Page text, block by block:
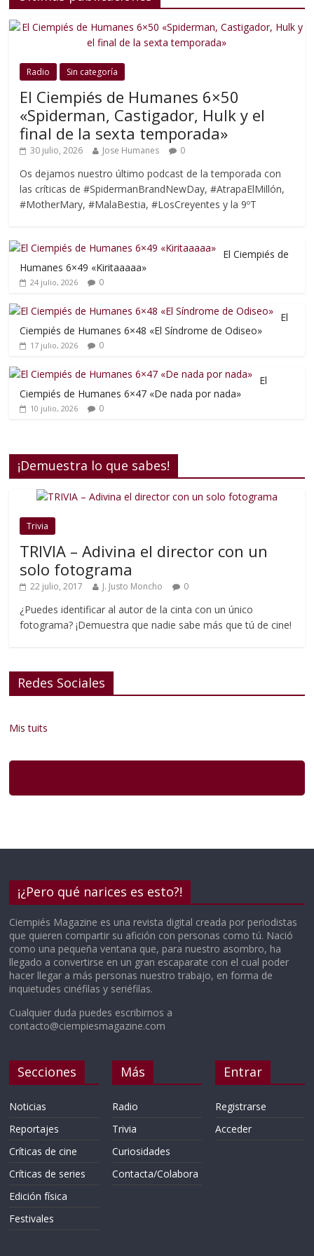
Radio Sin categoría
El Ciempiés de Humanes 6×50
«Spiderman, Castigador, Hulk y el
final de la sexta temporada»
30 julio, 2026 Jose Humanes 0
Os dejamos nuestro último podcast de la temporada con
las críticas de #SpidermanBrandNewDay, #AtrapaElMillón,
#MotherMary, #MalaBestia, #LosCreyentes y la 9ºT
El Ciempiés de
Humanes 6×49 «Kiritaaaaa»
24 julio, 2026 0
El
Ciempiés de Humanes 6×48 «El Síndrome de Odiseo»
17 julio, 2026 0
El
Ciempiés de Humanes 6×47 «De nada por nada»
10 julio, 2026 0
¡Demuestra lo que sabes!
Trivia
TRIVIA – Adivina el director con un
solo fotograma
22 julio, 2017 J. Justo Moncho 0
¿Puedes identificar al autor de la cinta con un único
fotograma? ¡Demuestra que nadie sabe más que tú de cine!
Redes Sociales
Mis tuits
¡¿Pero qué narices es esto?!
Ciempiés Magazine es una revista digital creada por periodistas
que quieren compartir su afición con personas como tú. Nació
como una pequeña ventana que, para nuestro asombro, ha
llegado a convertirse en un gran escaparate con el cual poder
hacer llegar a más personas nuestro trabajo, en forma de
inquietudes cinéfilas y seriéfilas.
Cualquier duda puedes escribirnos a
contacto@ciempiesmagazine.com
Secciones
Noticias
Reportajes
Críticas de cine
Críticas de series
Edición física
Festivales
Más
Radio
Trivia
Curiosidades
Contacta/Colabora
Entrar
Registrarse
Acceder